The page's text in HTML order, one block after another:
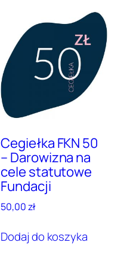
Cegiełka FKN 50
– Darowizna na
cele statutowe
Fundacji
50,00zł
Dodaj do koszyka